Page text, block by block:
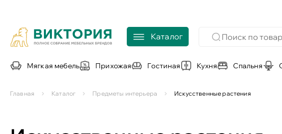
Каталог
Мягкая мебель Прихожая Гостиная Кухня Спальня
Главная Каталог Предметы интерьера Искусственные растения